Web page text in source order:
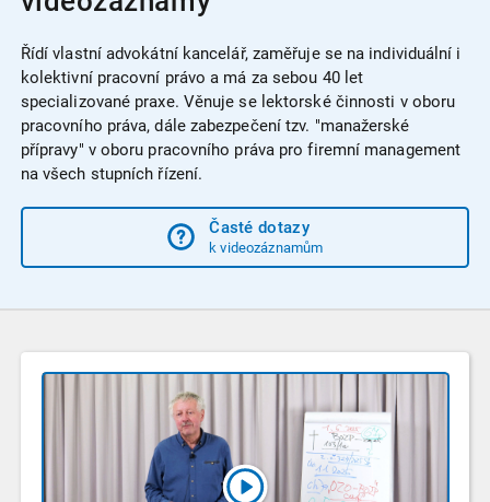
Řídí vlastní advokátní kancelář, zaměřuje se na individuální i
kolektivní pracovní právo a má za sebou 40 let
specializované praxe. Věnuje se lektorské činnosti v oboru
pracovního práva, dále zabezpečení tzv. "manažerské
přípravy" v oboru pracovního práva pro firemní management
na všech stupních řízení.
Časté dotazy
k videozáznamům